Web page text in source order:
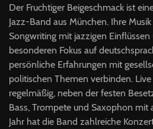
Der Fruchtiger Beigeschmack ist
Jazz-Band aus München. Ihre
Songwriting mit jazzigen
besonderen Fokus auf
persönliche Erfahrungen mit
politischen Themen verbinden.
regelmäßig, neben der festen
Bass, Trompete und Saxophon mit
Jahr hat die Band zahlreiche